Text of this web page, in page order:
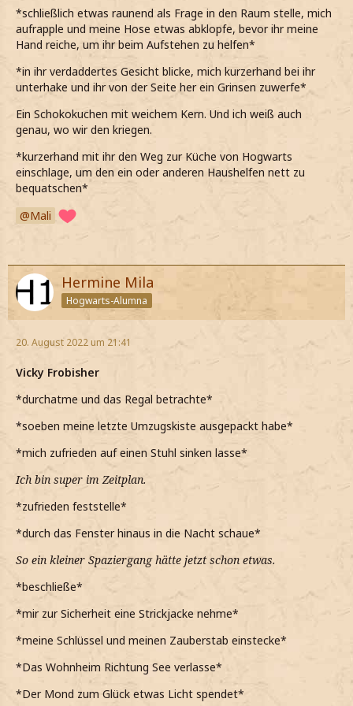
*schließlich etwas raunend als Frage in den Raum stelle, mich
aufrapple und meine Hose etwas abklopfe, bevor ihr meine
Hand reiche, um ihr beim Aufstehen zu helfen*
*in ihr verdaddertes Gesicht blicke, mich kurzerhand bei ihr
unterhake und ihr von der Seite her ein Grinsen zuwerfe*
Ein Schokokuchen mit weichem Kern. Und ich weiß auch
genau, wo wir den kriegen.
*kurzerhand mit ihr den Weg zur Küche von Hogwarts
einschlage, um den ein oder anderen Haushelfen nett zu
bequatschen*
Mali
Hermine Mila
Hogwarts-Alumna
20. August 2022 um 21:41
Vicky Frobisher
*durchatme und das Regal betrachte*
*soeben meine letzte Umzugskiste ausgepackt habe*
*mich zufrieden auf einen Stuhl sinken lasse*
Ich bin super im Zeitplan.
*zufrieden feststelle*
*durch das Fenster hinaus in die Nacht schaue*
So ein kleiner Spaziergang hätte jetzt schon etwas.
*beschließe*
*mir zur Sicherheit eine Strickjacke nehme*
*meine Schlüssel und meinen Zauberstab einstecke*
*Das Wohnheim Richtung See verlasse*
*Der Mond zum Glück etwas Licht spendet*